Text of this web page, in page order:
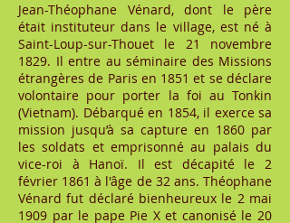
Jean-Théophane Vénard, dont le père
était instituteur dans le village, est né à
Saint-Loup-sur-Thouet le 21 novembre
1829. Il entre au séminaire des Missions
étrangères de Paris en 1851 et se déclare
volontaire pour porter la foi au Tonkin
(Vietnam). Débarqué en 1854, il exerce sa
mission jusqu’à sa capture en 1860 par
les soldats et emprisonné au palais du
vice-roi à Hanoï. Il est décapité le 2
février 1861 à l'âge de 32 ans. Théophane
Vénard fut déclaré bienheureux le 2 mai
1909 par le pape Pie X et canonisé le 20